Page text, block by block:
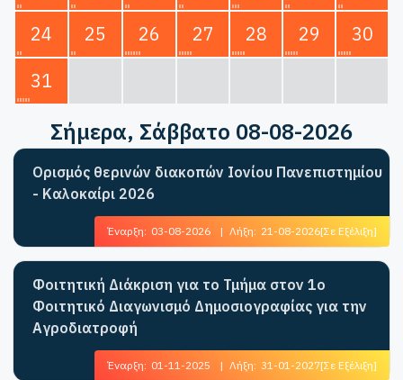
24
25 26 27 28 29
30
31
Σήμερα, Σάββατο 08-08-2026
Ορισμός θερινών διακοπών Ιονίου Πανεπιστημίου
- Καλοκαίρι 2026
Έναρξη: 03-08-2026 | Λήξη: 21-08-2026[Σε Εξέλιξη]
Φοιτητική Διάκριση για το Τμήμα στον 1ο
Φοιτητικό Διαγωνισμό Δημοσιογραφίας για την
Αγροδιατροφή
Έναρξη: 01-11-2025 | Λήξη: 31-01-2027[Σε Εξέλιξη]